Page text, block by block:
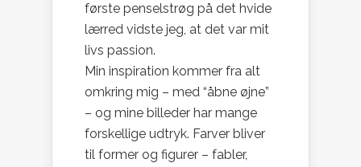
første penselstrøg på det hvide
lærred vidste jeg, at det var mit
livs passion.
Min inspiration kommer fra alt
omkring mig – med “åbne øjne”
– og mine billeder har mange
forskellige udtryk. Farver bliver
til former og figurer – fabler,